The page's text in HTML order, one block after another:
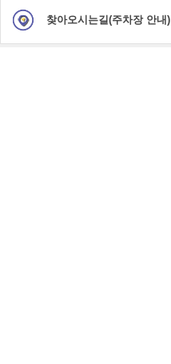
찾아오시는길(주차장 안내)